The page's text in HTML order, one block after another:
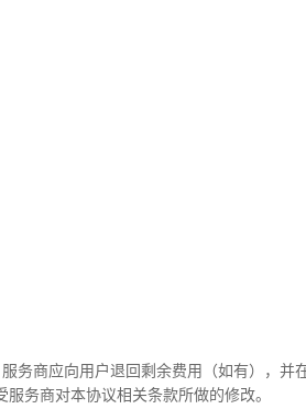
务商应向用户退回剩余费用（如有），并
务商对本协议相关条款所做的修改。